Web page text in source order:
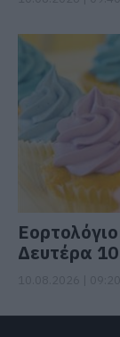
Δευτέρα